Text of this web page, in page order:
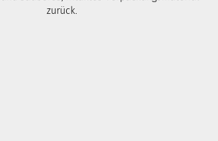
zurück.